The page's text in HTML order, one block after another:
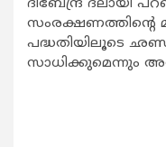
ദിബേന്ദ്ര ദലായി
സംരക്ഷണത്തിന്റെ
പദ്ധതിയിലൂടെ
സാധിക്കുമെന്നും